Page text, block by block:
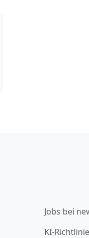
Jobs bei
KI-Richtlinie